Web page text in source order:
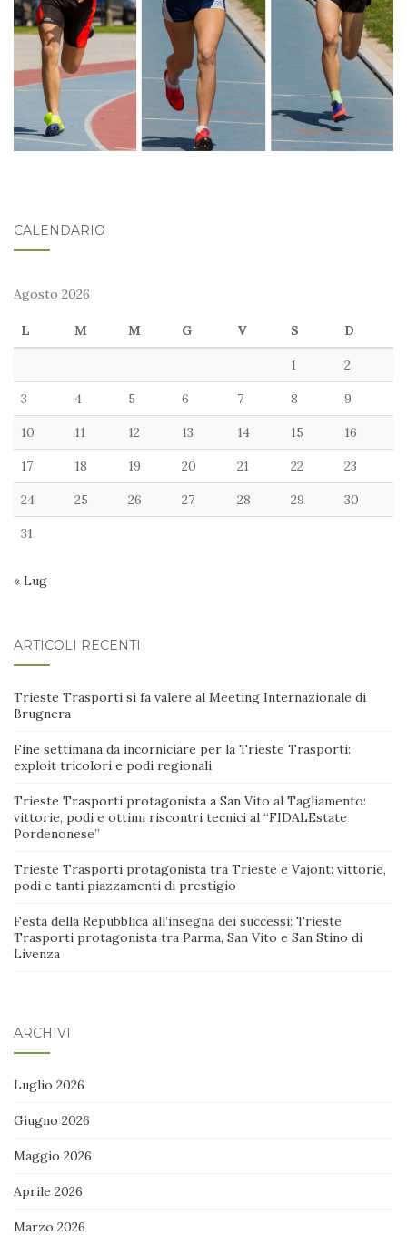
CALENDARIO
Agosto 2026
L M M G V S D
1 2
3 4 5 6 7 8 9
10 11 12 13 14 15 16
17 18 19 20 21 22 23
24 25 26 27 28 29 30
31
« Lug
ARTICOLI RECENTI
Trieste Trasporti si fa valere al Meeting Internazionale di
Brugnera
Fine settimana da incorniciare per la Trieste Trasporti:
exploit tricolori e podi regionali
Trieste Trasporti protagonista a San Vito al Tagliamento:
vittorie, podi e ottimi riscontri tecnici al “FIDALEstate
Pordenonese”
Trieste Trasporti protagonista tra Trieste e Vajont: vittorie,
podi e tanti piazzamenti di prestigio
Festa della Repubblica all’insegna dei successi: Trieste
Trasporti protagonista tra Parma, San Vito e San Stino di
Livenza
ARCHIVI
Luglio 2026
Giugno 2026
Maggio 2026
Aprile 2026
Marzo 2026